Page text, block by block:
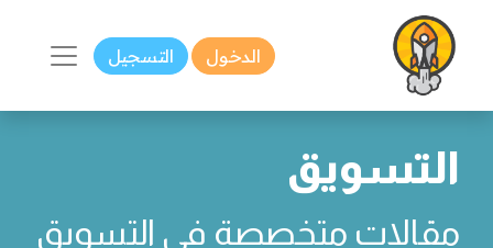
الدخول التسجيل
التسويق
مقالات متخصصة في التسويق